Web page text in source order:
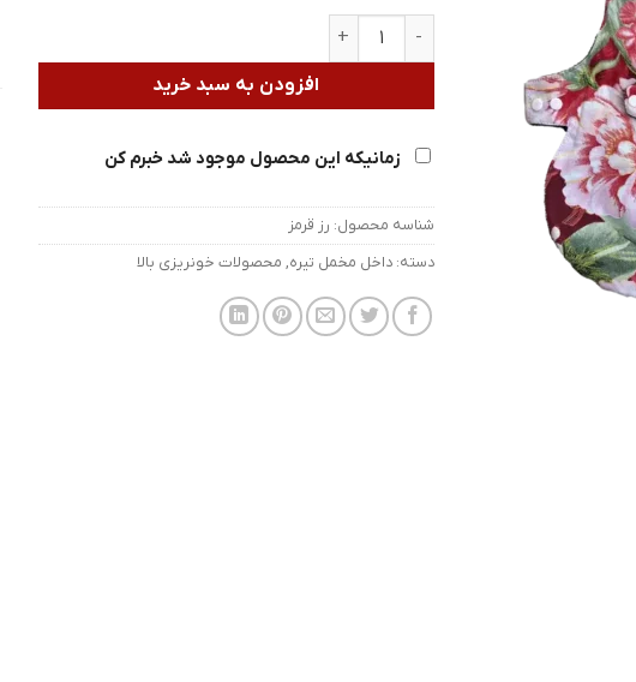
پد قاعدگی مخمل عدد
افزودن به سبد خرید
زمانیکه این محصول موجود شد خبرم کن
شناسه محصول: رز قرمز
دسته: داخل مخمل تیره, محصولات خونریزی بالا